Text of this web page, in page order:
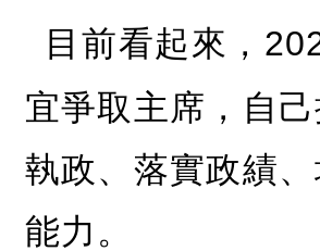
目前看起來，
宜爭取主席，自
執政、落實政績
能力。